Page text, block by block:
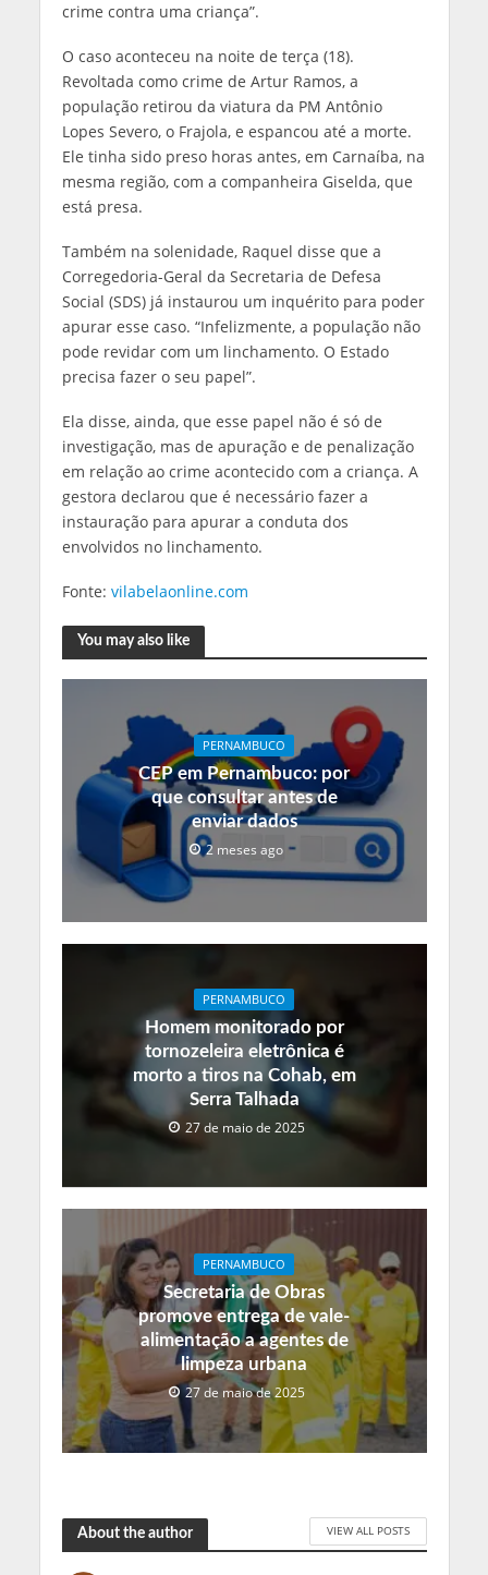
crime contra uma criança”.
O caso aconteceu na noite de terça (18).
Revoltada como crime de Artur Ramos, a
população retirou da viatura da PM Antônio
Lopes Severo, o Frajola, e espancou até a morte.
Ele tinha sido preso horas antes, em Carnaíba, na
mesma região, com a companheira Giselda, que
está presa.
Também na solenidade, Raquel disse que a
Corregedoria-Geral da Secretaria de Defesa
Social (SDS) já instaurou um inquérito para poder
apurar esse caso. “Infelizmente, a população não
pode revidar com um linchamento. O Estado
precisa fazer o seu papel”.
Ela disse, ainda, que esse papel não é só de
investigação, mas de apuração e de penalização
em relação ao crime acontecido com a criança. A
gestora declarou que é necessário fazer a
instauração para apurar a conduta dos
envolvidos no linchamento.
Fonte: vilabelaonline.com
You may also like
PERNAMBUCO
CEP em Pernambuco: por
que consultar antes de
enviar dados
2 meses ago
PERNAMBUCO
Homem monitorado por
tornozeleira eletrônica é
morto a tiros na Cohab, em
Serra Talhada
27 de maio de 2025
PERNAMBUCO
Secretaria de Obras
promove entrega de vale-
alimentação a agentes de
limpeza urbana
27 de maio de 2025
About the author VIEW ALL POSTS